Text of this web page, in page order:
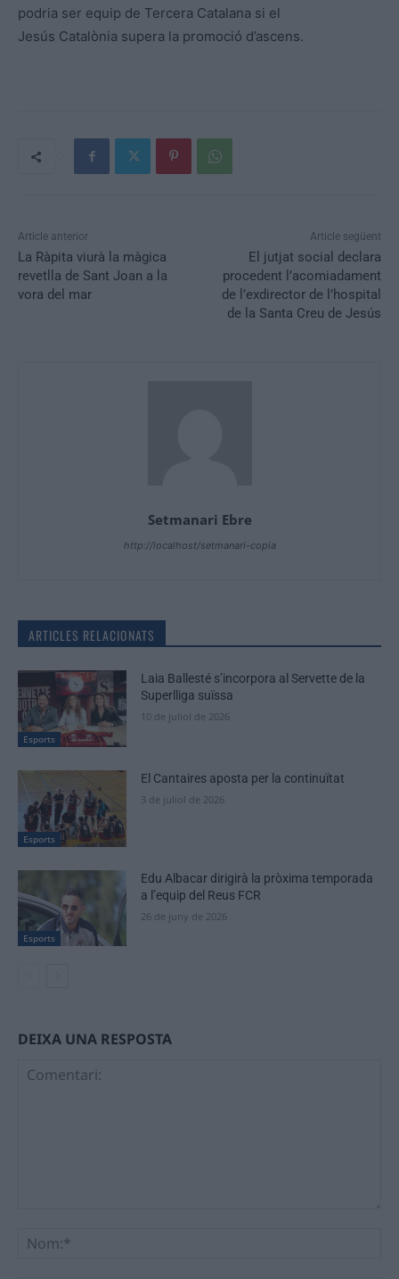
podria ser equip de Tercera Catalana si el
Jesús Catalònia supera la promoció d’ascens.
Article anterior
La Ràpita viurà la màgica
revetlla de Sant Joan a la
vora del mar
Article següent
El jutjat social declara
procedent l’acomiadament
de l’exdirector de l’hospital
de la Santa Creu de Jesús
Setmanari Ebre
http://localhost/setmanari-copia
ARTICLES RELACIONATS
Esports
Laia Ballesté s’incorpora al Servette de la
Superlliga suïssa
10 de juliol de 2026
Esports
El Cantaires aposta per la continuïtat
3 de juliol de 2026
Esports
Edu Albacar dirigirà la pròxima temporada
a l’equip del Reus FCR
26 de juny de 2026
DEIXA UNA RESPOSTA